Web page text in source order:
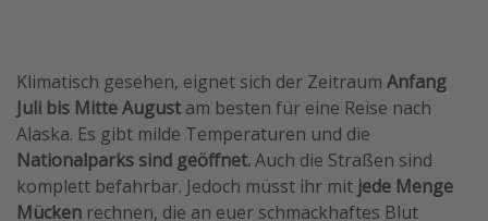
Klimatisch gesehen, eignet sich der Zeitraum Anfang
Juli bis Mitte Augustam besten für eine Reise nach
Alaska. Es gibt milde Temperaturen und die
Nationalparks sind geöffnet.Auch die Straßen sind
komplett befahrbar. Jedoch müsst ihr mit jede Menge
Mücken rechnen, die an euer schmackhaftes Blut